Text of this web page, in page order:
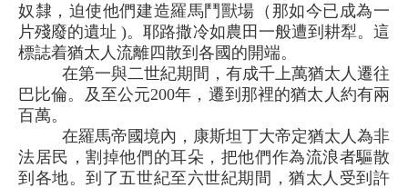
奴隸，迫使他們建造羅馬鬥獸場（那如今已成為一
片殘廢的遺址 )。耶路撒冷如農田一般遭到耕犁。這
標誌着猶太人流離四散到各國的開端。
在第一與二世紀期間，有成千上萬猶太人遷往
巴比倫。及至公元200年，遷到那裡的猶太人約有兩
百萬。
在羅馬帝國境內，康斯坦丁大帝定猶太人為非
法居民，割掉他們的耳朵，把他們作為流浪者驅散
到各地。到了五世紀至六世紀期間，猶太人受到許